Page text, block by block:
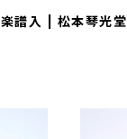
楽譜入 | 松本琴光堂